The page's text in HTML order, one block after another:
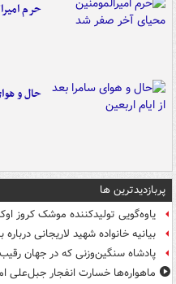
حرم
حال و
پربازدیدترین ها
یاوه‌گویی تولیدکننده موشک کروز
بیانیه خانواده شهید لاریجانی
پادشاه سنگین‌وزنی که در جهان رقیب
ماهواره‌ها خسارت انفجار جبل‌علی